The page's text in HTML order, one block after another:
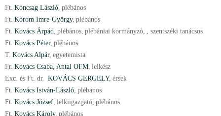
Ft. Koncsag László, plébános
Ft. Korom Imre-György, plébános
Ft. Kovács Árpád, plébános, plébániai kormányzó, , szentszéki tanácsos
Ft. Kovács Péter, plébános
T. Kovács Alpár, egyetemista
Fr. Kovács Csaba, Antal OFM, lelkész
Exc. és Ft. dr. KOVÁCS GERGELY, érsek
Ft. Kovács István-László, plébános
Ft. Kovács József, lelkiigazgató, plébános
Ft. Kovács Károly, plébános